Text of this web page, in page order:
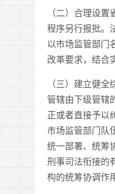
（二）合理设
程序另行报批。
以市场监管部门
改革要求，结合
（三）建立健
管辖由下级管辖
正或者直接予以
市场监管部门队
统一部署、统筹
刑事司法衔接的
构的统筹协调作